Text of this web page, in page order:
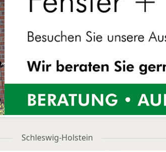
Schleswig-Holstein